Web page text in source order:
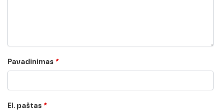
Pavadinimas *
El. paštas *